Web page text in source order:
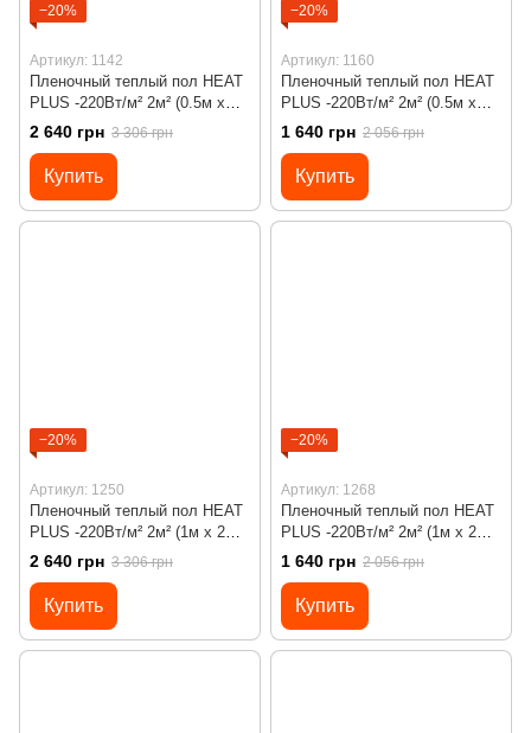
−20%
Артикул: 1142
Пленочный теплый пол HEAT
PLUS -220Вт/м² 2м² (0.5м х
4м)/ 440Вт под ламинат c
программируемым
терморегулятором Х45
2 640 грн 3 306 грн
Купить
−20%
Артикул: 1160
Пленочный теплый пол HEAT
PLUS -220Вт/м² 2м² (0.5м х
4м)/ 440Вт под ламинат с
механическим
терморегулятором RTC 70
1 640 грн 2 056 грн
Купить
−20%
Артикул: 1250
Пленочный теплый пол HEAT
PLUS -220Вт/м² 2м² (1м х 2м)/
440Вт под ламинат c
программируемым
терморегулятором Х45
2 640 грн 3 306 грн
Купить
−20%
Артикул: 1268
Пленочный теплый пол HEAT
PLUS -220Вт/м² 2м² (1м х 2м)/
440Вт под ламинат с
механическим
терморегулятором RTC 70
1 640 грн 2 056 грн
Купить